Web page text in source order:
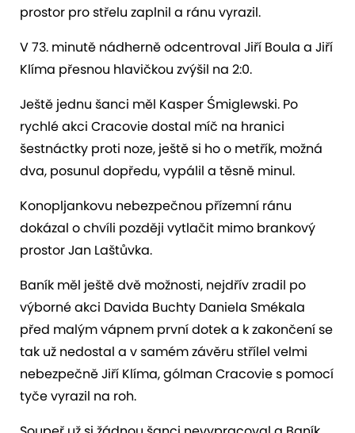
prostor pro střelu zaplnil a ránu vyrazil.
V 73. minutě nádherně odcentroval Jiří Boula a Jiří
Klíma přesnou hlavičkou zvýšil na 2:0.
Ještě jednu šanci měl Kasper Śmiglewski. Po
rychlé akci Cracovie dostal míč na hranici
šestnáctky proti noze, ještě si ho o metřík, možná
dva, posunul dopředu, vypálil a těsně minul.
Konopljankovu nebezpečnou přízemní ránu
dokázal o chvíli později vytlačit mimo brankový
prostor Jan Laštůvka.
Baník měl ještě dvě možnosti, nejdřív zradil po
výborné akci Davida Buchty Daniela Smékala
před malým vápnem první dotek a k zakončení se
tak už nedostal a v samém závěru střílel velmi
nebezpečně Jiří Klíma, gólman Cracovie s pomocí
tyče vyrazil na roh.